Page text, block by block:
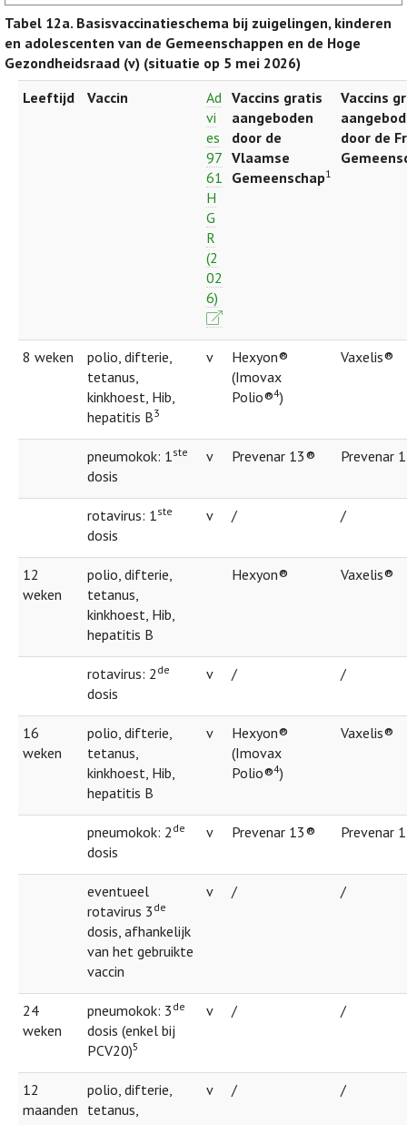
Tabel 12a. Basisvaccinatieschema bij zuigelingen, kinderen
en adolescenten van de Gemeenschappen en de Hoge
Gezondheidsraad (v) (situatie op 5 mei 2026)
Leeftijd
Vaccin
Ad
vi
es
97
61
H
G
R
(2
02
6)
Vaccins gratis
aangeboden
door de
Vlaamse
Gemeenschap1
Vaccins
door de
8 weken
polio, difterie,
tetanus,
kinkhoest, Hib,
hepatitis B3
v
Hexyon®
(Imovax
Polio®4)
Vaxelis®
pneumokok: 1ste
dosis
v Prevenar 13® Prevenar
rotavirus: 1ste
dosis
v / /
12
weken
polio, difterie,
tetanus,
kinkhoest, Hib,
hepatitis B
Hexyon® Vaxelis®
rotavirus: 2 de
dosis
v / /
16
weken
polio, difterie,
tetanus,
kinkhoest, Hib,
hepatitis B
v
Hexyon®
(Imovax
Polio®4)
Vaxelis®
pneumokok: 2 de
dosis
v Prevenar 13® Prevenar
eventueel
rotavirus 3 de
dosis, afhankelijk
van het gebruikte
vaccin
v / /
24
weken
pneumokok: 3 de
dosis (enkel bij
PCV20)5
v / /
12
maanden
polio, difterie,
tetanus,
v / /